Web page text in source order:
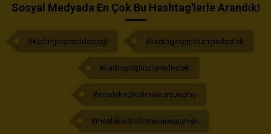
Sosyal Medyada En Çok Bu Hashtag'lerle Arandık!
#kadıngirişimcidesteği #kadıngirişimcileriçindestek
#kadıngirişimcileredestek
#meslekedindirmekursuaçma
#meslekedindirmekursuaçmak